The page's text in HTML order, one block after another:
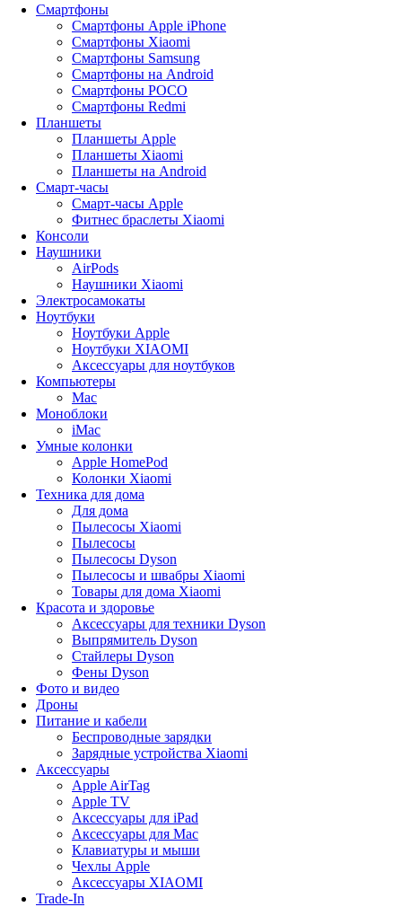
Смартфоны
Смартфоны Apple iPhone
Смартфоны Хiaomi
Смартфоны Samsung
Смартфоны на Android
Смартфоны POCO
Смартфоны Redmi
Планшеты
Планшеты Apple
Планшеты Xiaomi
Планшеты на Android
Смарт-часы
Смарт-часы Apple
Фитнес браслеты Xiaomi
Консоли
Наушники
AirPods
Наушники Xiaomi
Электросамокаты
Ноутбуки
Ноутбуки Apple
Ноутбуки XIAOMI
Аксессуары для ноутбуков
Компьютеры
Mac
Моноблоки
iMac
Умные колонки
Apple HomePod
Колонки Xiaomi
Техника для дома
Для дома
Пылесосы Xiaomi
Пылесосы
Пылесосы Dyson
Пылесосы и швабры Xiaomi
Товары для дома Xiaomi
Красота и здоровье
Аксессуары для техники Dyson
Выпрямитель Dyson
Стайлеры Dyson
Фены Dyson
Фото и видео
Дроны
Питание и кабели
Беспроводные зарядки
Зарядные устройства Xiaomi
Аксессуары
Apple AirTag
Apple TV
Аксессуары для iPad
Аксессуары для Mac
Клавиатуры и мыши
Чехлы Apple
Аксессуары XIAOMI
Trade-In